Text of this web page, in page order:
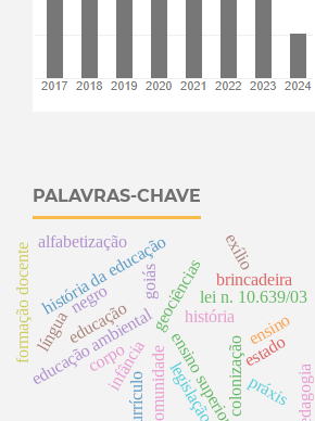
PALAVRAS-CHAVE
infância
história
corpo
geociências
educação ambiental
educação
comunidade colonizaçãoestado
negro
história da educação
goiás
formação docente
ensino superior
lei n. 10.639/03
legislação pedagogia
ensino
currículo
brincadeira
exílio
alfabetização
práxis
língua